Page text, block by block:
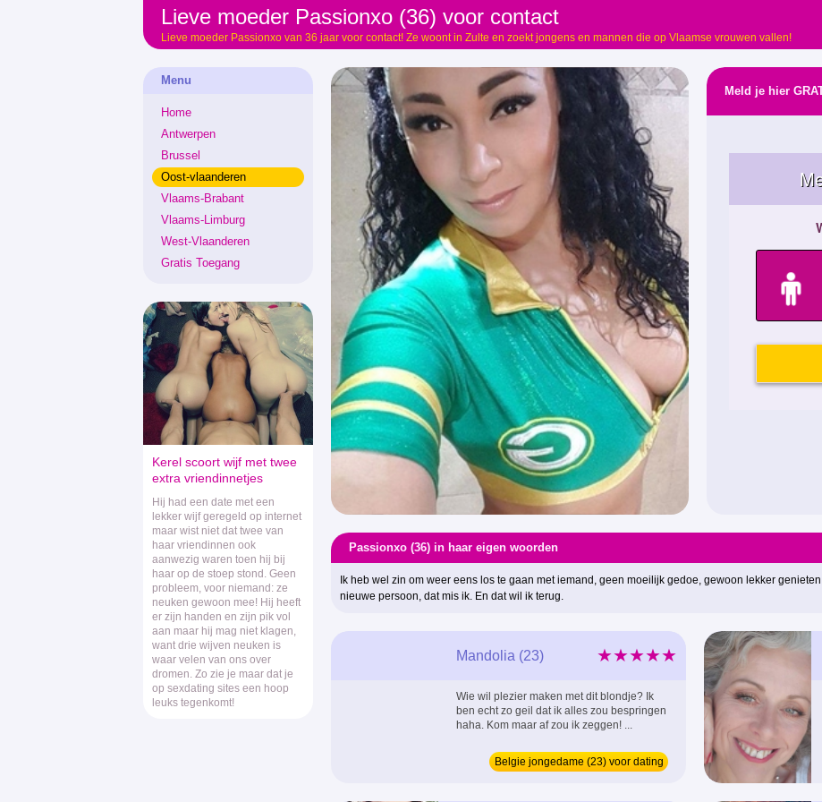
Lieve moeder Passionxo (36) voor contact
Lieve moeder Passionxo van 36 jaar voor contact! Ze woont in Zulte en zoekt jongens en mannen die op Vlaamse vrouwen vallen!
Menu
Home
Antwerpen
Brussel
Oost-vlaanderen
Vlaams-Brabant
Vlaams-Limburg
West-Vlaanderen
Gratis Toegang
Kerel scoort wijf met twee
extra vriendinnetjes
Hij had een date met een
lekker wijf geregeld op internet
maar wist niet dat twee van
haar vriendinnen ook
aanwezig waren toen hij bij
haar op de stoep stond. Geen
probleem, voor niemand: ze
neuken gewoon mee! Hij heeft
er zijn handen en zijn pik vol
aan maar hij mag niet klagen,
want drie wijven neuken is
waar velen van ons over
dromen. Zo zie je maar dat je
op sexdating sites een hoop
leuks tegenkomt!
Meld je hier
Passionxo (36) in haar eigen woorden
Ik heb wel zin om weer eens los te gaan met iemand, geen moeilijk gedoe, gewoon lekker
nieuwe persoon, dat mis ik. En dat wil ik terug.
★★★★★
Mandolia (23)
Wie wil plezier maken met dit blondje? Ik
ben echt zo geil dat ik alles zou bespringen
haha. Kom maar af zou ik zeggen! ...
Belgie jongedame (23) voor dating